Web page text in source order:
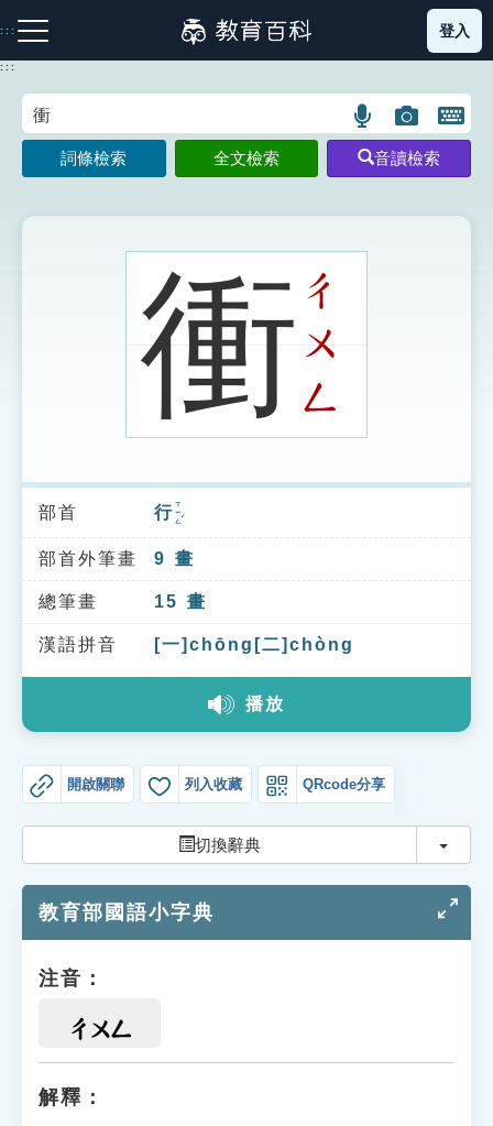
到
主
:::
注音索引圖示 筆畫索引圖示 部首索引表圖示
索引選單
知識索引
單字索引
生命大百科索引
登入
:::
語
言
搜
示
圖
片
搜
開
鍵
圖
詞條檢索 全文檢索 音讀檢索
衝ㄔ
ㄨ
ㄥ
部首 行ㄒㄧㄥˊ
部首外筆畫 9 畫
總筆畫 15 畫
漢語拼音 [一]chōng[二]chòng
播放
開啟關聯 列入收藏 QRcode分享
切換辭典 切換
教育部國語小字典
注音：
ㄔㄨㄥ
解釋：